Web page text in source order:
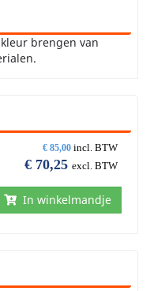
brengen van
€ 85,00 incl. BTW
€ 70,25 excl. BTW
In winkelmandje